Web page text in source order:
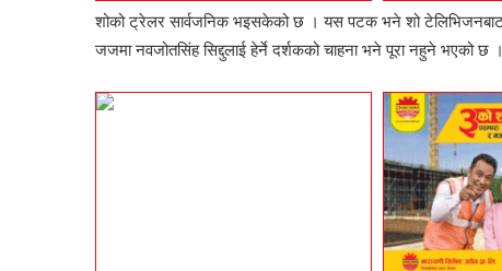
शोकोट्रेलर सार्वजनिक भइसकेको छ । यस पटक भने शो
जजमानवजोतसिंह सिद्दुलाईहेर्ने दर्शकको चाहना भने पूरा नहुने भएको छ ।